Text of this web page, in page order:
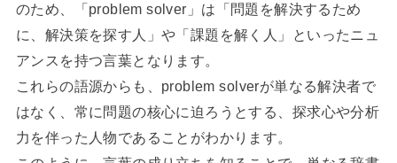
のため、「problem solver」は「問題を解決するため
に、解決策を探す人」や「課題を解く人」といったニュ
アンスを持つ言葉となります。
これらの語源からも、problem solverが単なる解決者で
はなく、常に問題の核心に迫ろうとする、探求心や分析
力を伴った人物であることがわかります。